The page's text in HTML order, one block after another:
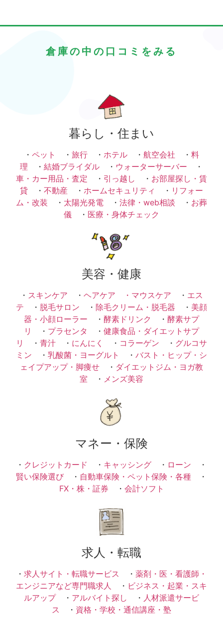
倉庫の中の口コミをみる
暮らし・住まい
・ ペット ・ 旅行 ・ ホテル ・ 航空会社 ・ 料
理 ・ 結婚ブライダル ・ ウォーターサーバー ・
車・カー用品・査定 ・ 引っ越し ・ お部屋探し・賃
貸 ・ 不動産 ・ ホームセキュリティ ・ リフォー
ム・改装 ・ 太陽光発電 ・ 法律・web相談 ・ お葬
儀 ・ 医療・身体チェック
美容・健康
・ スキンケア ・ ヘアケア ・ マウスケア ・ エス
テ ・ 脱毛サロン ・ 除毛クリーム・脱毛器 ・ 美顔
器・小顔ローラー ・ 酵素ドリンク ・ 酵素サプ
リ
・ プラセンタ ・ 健康食品・ダイエットサプ
リ
・ 青汁 ・ にんにく ・ コラーゲン ・ グルコサ
ミン ・ 乳酸菌・ヨーグルト ・ バスト・ヒップ・シ
ェイプアップ・脚痩せ ・ ダイエットジム・ヨガ教
室 ・ メンズ美容
マネー・保険
・ クレジットカード ・ キャッシング ・ ローン ・
賢い保険選び ・ 自動車保険・ペット保険・各種 ・
FX・株・証券 ・ 会計ソフト
求人・転職
・ 求人サイト・転職サービス ・ 薬剤・医・看護師・
エンジニアなど専門職求人
・ ビジネス・起業・スキ
ルアップ・ アルバイト探し ・ 人材派遣サービ
ス ・ 資格・学校・通信講座・塾